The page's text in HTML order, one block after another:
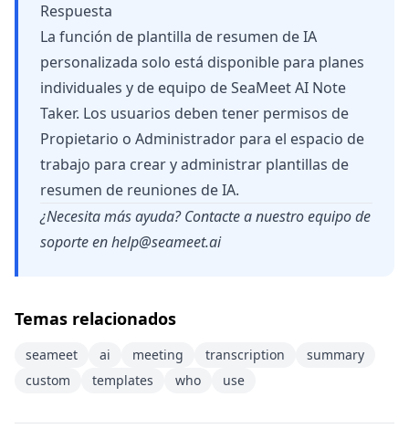
Respuesta
La función de plantilla de resumen de IA
personalizada solo está disponible para planes
individuales y de equipo de SeaMeet AI Note
Taker. Los usuarios deben tener permisos de
Propietario o Administrador para el espacio de
trabajo para crear y administrar plantillas de
resumen de reuniones de IA.
¿Necesita más ayuda? Contacte a nuestro equipo de
soporte enhelp@seameet.ai
Temas relacionados
seameet ai meeting transcription
summary
custom
templates who use